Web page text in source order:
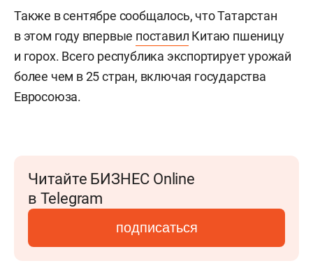
Также в сентябре сообщалось, что Татарстан
в этом году впервые поставил Китаю пшеницу
и горох. Всего республика экспортирует урожай
более чем в 25 стран, включая государства
Евросоюза.
Читайте БИЗНЕС Online
в Telegram
подписаться